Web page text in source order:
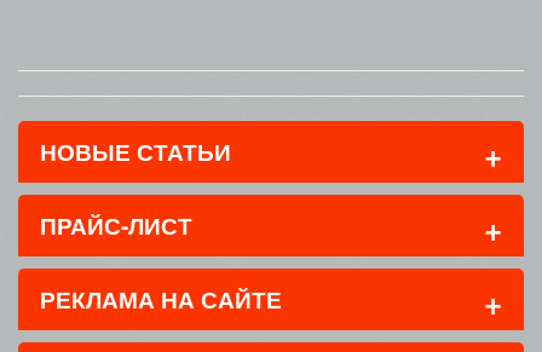
НОВЫЕ СТАТЬИ +
ПРАЙС-ЛИСТ +
РЕКЛАМА НА САЙТЕ +